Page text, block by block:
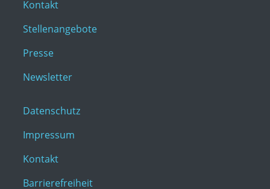
Kontakt
Stellenangebote
Presse
Newsletter
Datenschutz
Impressum
Kontakt
Barrierefreiheit